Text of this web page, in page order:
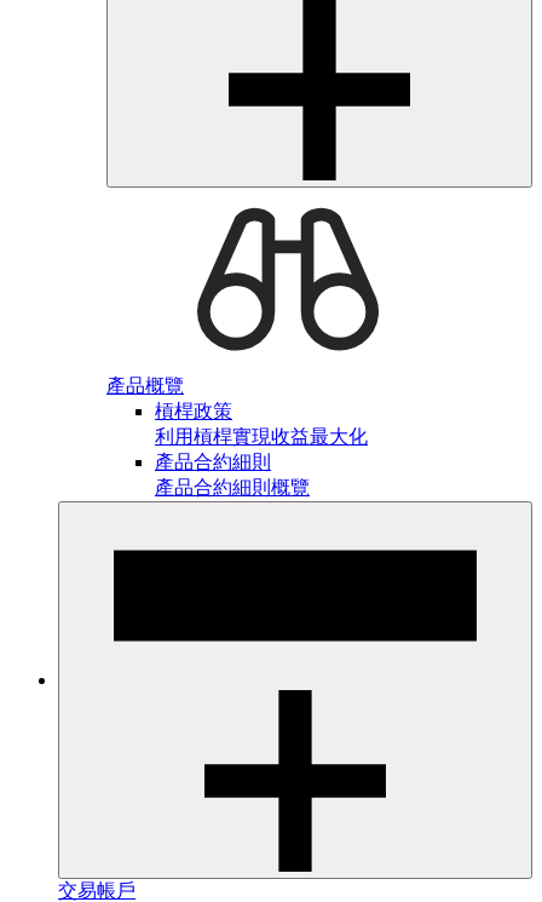
產品概覽
槓桿政策
利用槓桿實現收益最大化
產品合約細則
產品合約細則概覽
交易帳戶